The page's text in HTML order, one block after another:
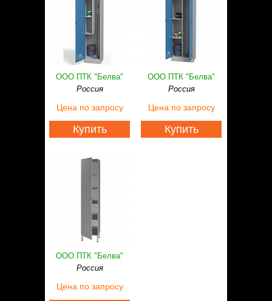
ООО ПТК "Белва"
Россия
Цена по запросу
Купить
ООО ПТК "Белва"
Россия
Цена по запросу
Купить
ООО ПТК "Белва"
Россия
Цена по запросу